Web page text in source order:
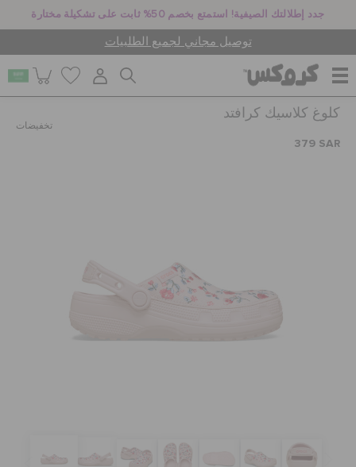
جدد إطلالتك الصيفية! استمتع بخصم 50% ثابت على تشكيلة مختارة
توصيل مجاني لجميع الطلبيات
للنساء
جيبيتز تشارمز
تنزيلات
كلوغ كلاسيك كرافتد
تخفيضات
379 SAR